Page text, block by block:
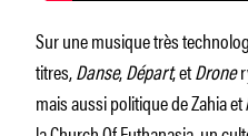
Sur une musique très
titres,Danse,Départ, etDrone
mais aussi politique de Zahia